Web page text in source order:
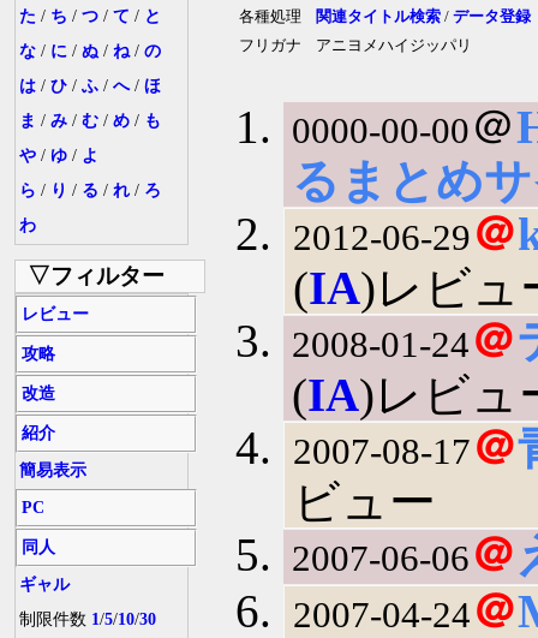
た / ち / つ / て / と
な / に / ぬ / ね / の
は / ひ / ふ / へ/ ほ
ま / み / む / め / も
や / ゆ / よ
ら / り / る / れ / ろ
わ
▽フィルター
レビュー
攻略
改造
紹介
簡易表示
PC
同人
ギャル
制限件数 1/5/10/30
各種処理
関連タイトル検索 / データ登録
フリガナ
アニヨメハイジッパリ
0000-00-00＠
るまとめ
2012-06-29＠
(IA)レビュ
2008-01-24＠
(IA)レビュ
2007-08-17＠
ビュー
2007-06-06＠
2007-04-24＠